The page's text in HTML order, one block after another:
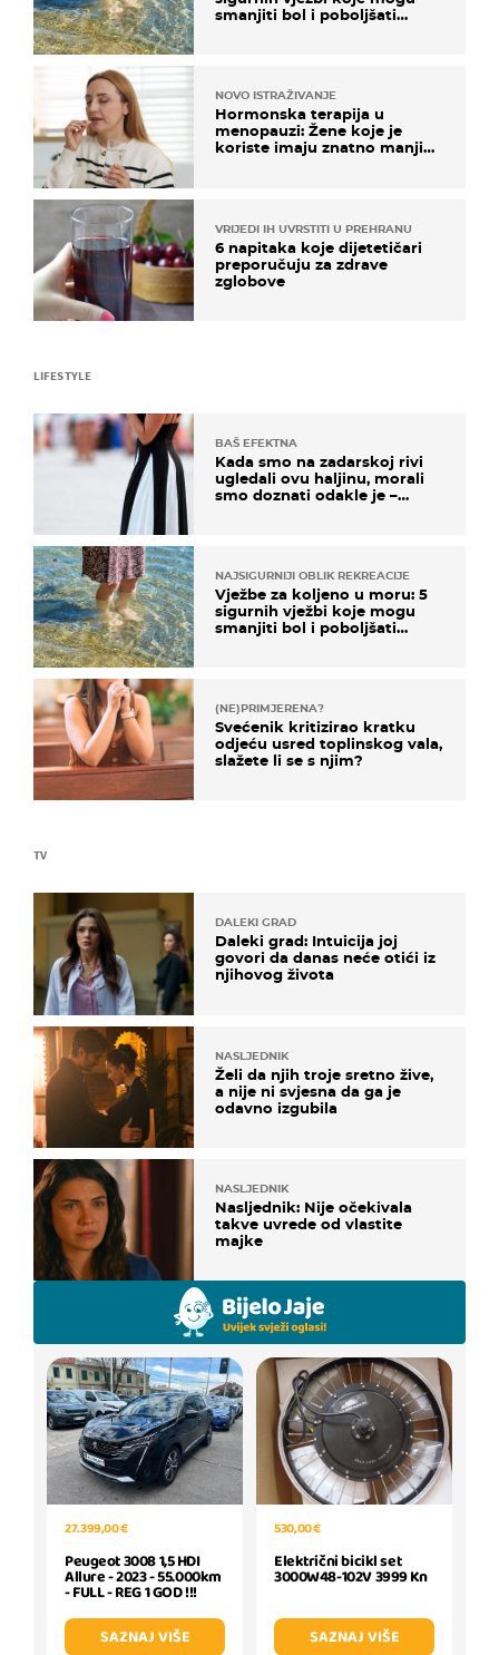
smanjiti bol i poboljšati
NOVO ISTRAŽIVANJE
Hormonska terapija u
menopauzi: Žene koje je
koriste imaju znatno manji
VRIJEDI IH UVRSTITI U PREHRANU
6 napitaka koje dijetetičari
preporučuju za zdrave
zglobove
TV
DALEKI GRAD
Daleki grad: Intuicija joj
govori da danas neće otići iz
njihovog života
NASLJEDNIK
Želi da njih troje sretno žive,
a nije ni svjesna da ga je
odavno izgubila
NASLJEDNIK
Nasljednik: Nije očekivala
takve uvrede od vlastite
majke
LIFESTYLE
BAŠ EFEKTNA
Kada smo na zadarskoj rivi
ugledali ovu haljinu, morali
smo doznati odakle je –
NAJSIGURNIJI OBLIK REKREACIJE
Vježbe za koljeno u moru: 5
sigurnih vježbi koje mogu
smanjiti bol i poboljšati
(NE)PRIMJERENA?
Svećenik kritizirao kratku
odjeću usred toplinskog vala,
slažete li se s njim?
27.399,00 €
Peugeot 3008 1,5 HDI
Allure - 2023 - 55.000km
- FULL - REG 1 GOD !!!
SAZNAJ VIŠE
530,00 €
Električni bicikl set
3000W48-102V 3999 Kn
SAZNAJ VIŠE